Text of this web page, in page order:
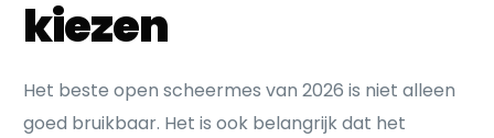
kiezen
Het beste open scheermes van 2026 is niet alleen
goed bruikbaar. Het is ook belangrijk dat het